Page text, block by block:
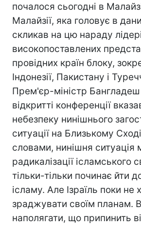
почалося сьогодні в
Малайзії, яка головує в
скликав на цю нараду
високопоставлених
провідних країн блоку,
Індонезії, Пакистану і
Прем'єр-міністр Бангладеш
відкритті конференції
небезпеку нинішнього
ситуації на Близькому
словами, нинішня ситуація
радикалізації ісламського
тільки-тільки починає йти
ісламу. Але Ізраїль поки не
зраджувати своїм планам.
наполягати, що припинить